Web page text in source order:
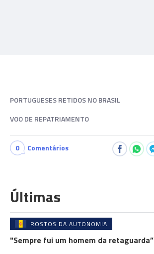
PORTUGUESES RETIDOS NO BRASIL
VOO DE REPATRIAMENTO
0 Comentários
Últimas
ROSTOS DA AUTONOMIA
"Sempre fui um homem da retaguarda”